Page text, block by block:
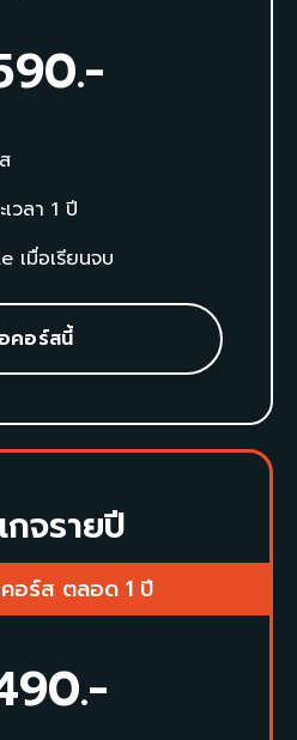
.-
เวลา 1 ปี
เมื่อเรียนจบ
คอร์สนี้
จรายปี
อร์ส ตลอด 1 ปี
.-